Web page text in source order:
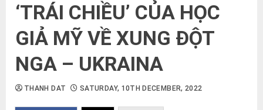
‘TRÁI CHIỀU’ CỦA HỌC
GIẢ MỸ VỀ XUNG ĐỘT
NGA – UKRAINA
THANH DAT SATURDAY, 10TH DECEMBER, 2022